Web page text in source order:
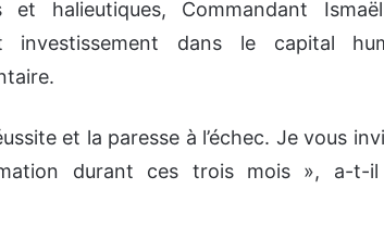
et halieutiques, Commandant
investissement dans le capital
et la paresse à l’échec. Je vous
durant ces trois mois», a-t-il